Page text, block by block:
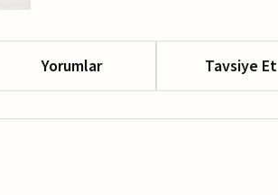
Yorumlar Tavsiye Et